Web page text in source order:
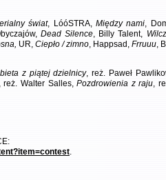
świat, LóóSTRA, Między nami,
Dead Silence, Billy Talent,
UR, Ciepło / zimno, Happsad, Frruuu,
z piątej dzielnicy, reż. Paweł
reż. Walter Salles,Pozdrowienia z raju,
.